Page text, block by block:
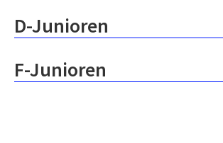
D-Junioren
F-Junioren